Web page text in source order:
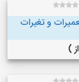
و تغیرات